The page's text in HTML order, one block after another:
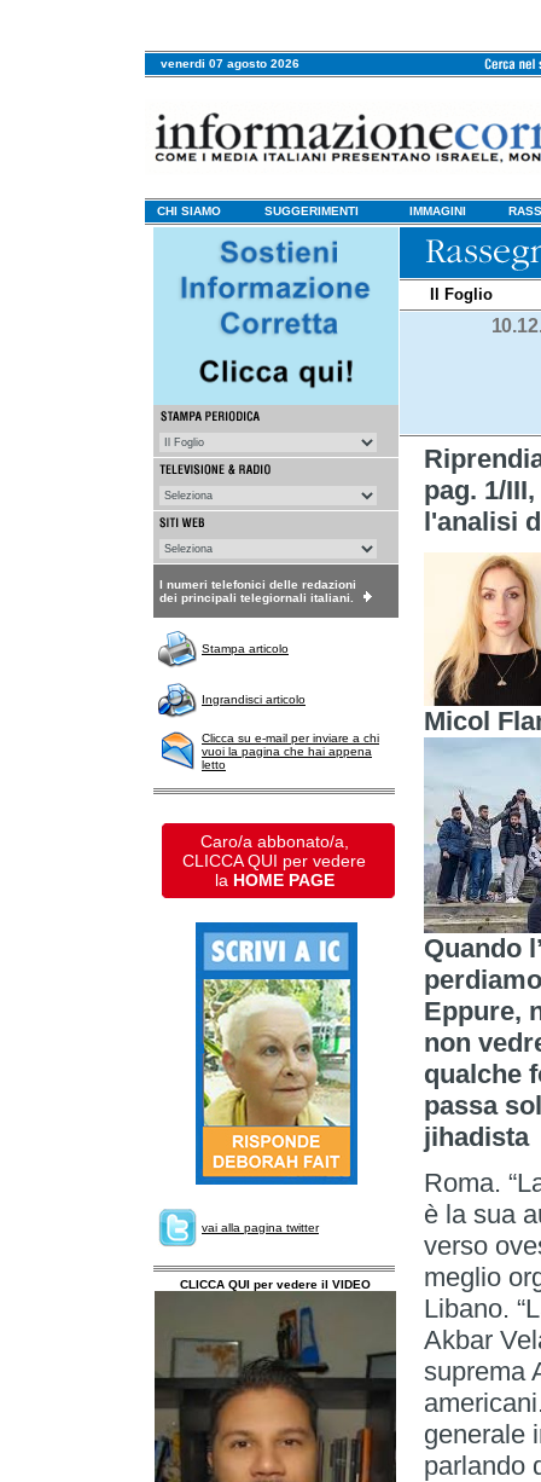
venerdi 07 agosto 2026
CHI SIAMO SUGGERIMENTI IMMAGINI
I numeri telefonici delle redazioni
dei principali telegiornali italiani.
Stampa articolo
Ingrandisci articolo
Clicca su e-mail per inviare a chi
vuoi la pagina che hai appena
letto
Caro/a abbonato/a,
CLICCA QUI per vedere
la HOME PAGE
vai alla pagina twitter
CLICCA QUI per vedere il VIDEO
Il Foglio
pag. 1/
l'analisi
Micol
Quando
Eppure,
non
qualche
passa
jihadista
Roma.
è la sua
verso
meglio
Libano.
Akbar
suprema
generale
parlando